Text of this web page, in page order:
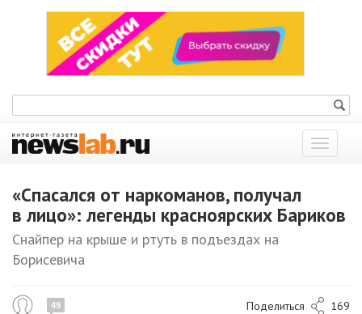
Показать
меню
«Спасался от наркоманов, получал
в лицо»: легенды красноярских Бариков
Снайпер на крыше и ртуть в подъездах на
Борисевича
49 Поделиться 169